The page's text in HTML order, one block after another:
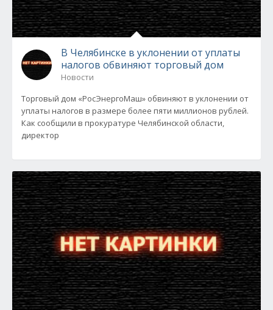
В Челябинске в уклонении от уплаты
налогов обвиняют торговый дом
Новости
Торговый дом «РосЭнергоМаш» обвиняют в уклонении от
уплаты налогов в размере более пяти миллионов рублей.
Как сообщили в прокуратуре Челябинской области,
директор